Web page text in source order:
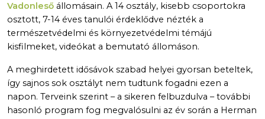
Vadonleső állomásain. A 14 osztály, kisebb csoportokra
osztott, 7-14 éves tanulói érdeklődve nézték a
természetvédelmi és környezetvédelmi témájú
kisfilmeket, videókat a bemutató állomáson.
A meghirdetett idősávok szabad helyei gyorsan beteltek,
így sajnos sok osztályt nem tudtunk fogadni ezen a
napon. Terveink szerint – a sikeren felbuzdulva – további
hasonló program fog megvalósulni az év során a Herman